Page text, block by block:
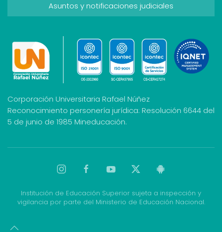
Asuntos y notificaciones judiciales
Corporación Universitaria Rafael Núñez
Reconocimiento personería jurídica: Resolución 6644 del
5 de junio de 1985 Mineducación.
Institución de Educación Superior sujeta a inspección y
vigilancia por parte del Ministerio de Educación Nacional.